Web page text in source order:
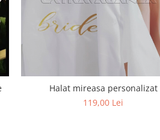
Halat mireasa personalizat
119,00 Lei